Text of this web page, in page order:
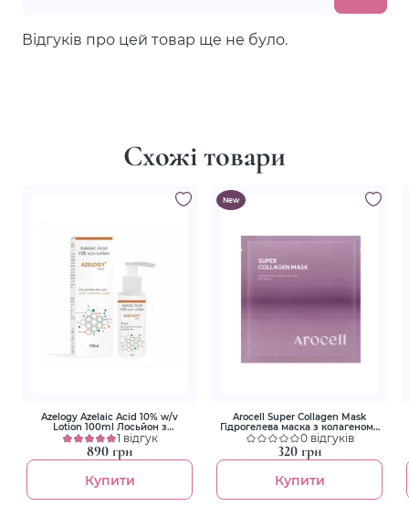
Відгуків про цей товар ще не було.
Схожі товари
Azelogy Azelaic Acid 10% w/v
Lotion 100ml Лосьйон з
азелаїновою кислотою 10%
1 відгук
890 грн
Купити
New
Arocell Super Collagen Mask
Гідрогелева маска з колагеном і
пептидами для ліфтингу та
зволоження
0 відгуків
320 грн
Купити